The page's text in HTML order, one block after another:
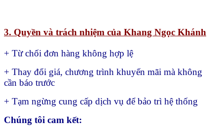
3. Quyền và trách nhiệm của Khang Ngọc Khánh
+ Từ chối đơn hàng không hợp lệ
+ Thay đổi giá, chương trình khuyến mãi mà không
cần báo trước
+ Tạm ngừng cung cấp dịch vụ để bảo trì hệ thống
Chúng tôi cam kết: